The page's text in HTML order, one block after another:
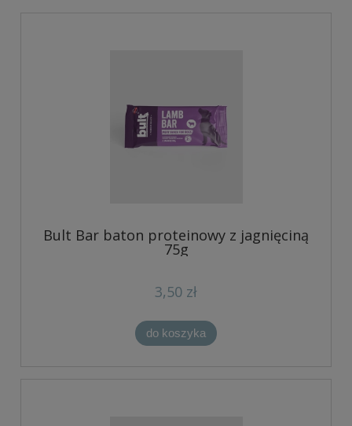
Bult Bar baton proteinowy z jagnięciną
75g
3,50 zł
do koszyka